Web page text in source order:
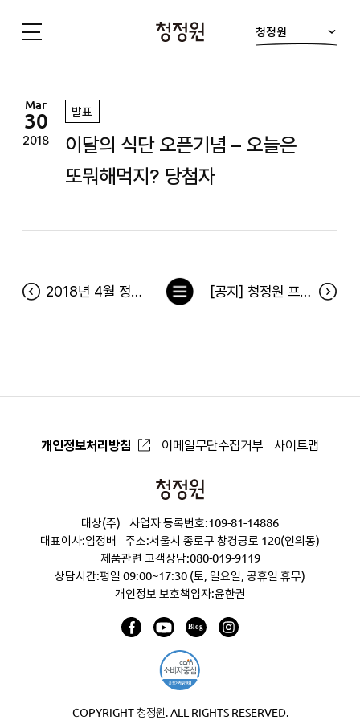
청정원
Mar
30
2018
발표
이달의 식단 오픈기념 – 오늘은
또뭐해먹지? 당첨자
2018년 4월 정원이의 푸드박스 당첨자 [공지] 청정원 프렌즈 회원등급제 및 청정원 콩 서비스 오픈
목
개인정보처리방침 이메일무단수집거부 사이트맵
청
원
대상(주)
사업자 등록번호:109-81-14886
대표이사:임정배
주소:서울시 종로구 창경궁로 120(인의동)
제품관련 고객상담:080-019-9119
상담시간:평일 09:00~17:30 (토, 일요일, 공휴일 휴무)
개인정보 보호책임자:윤한권
COPYRIGHT 청정원. ALL RIGHTS RESERVED.